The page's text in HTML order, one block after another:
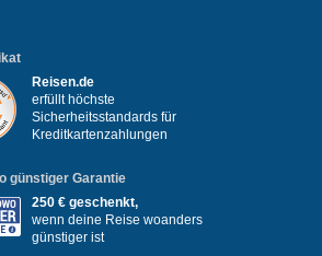
Reisen.de
erfüllt höchste
Sicherheitsstandards für
Kreditkartenzahlungen
günstiger Garantie
250 € geschenkt,
wenn deine Reise woanders
günstiger ist